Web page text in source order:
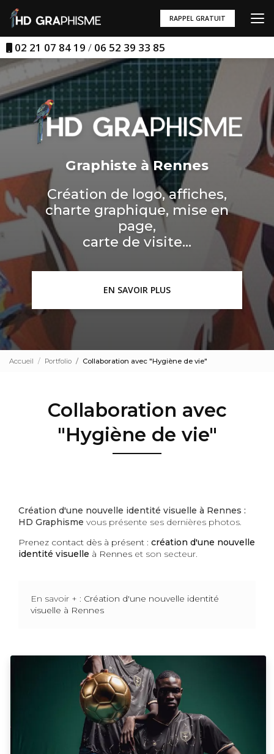
au
contenu
principal
02 21 07 84 19 / 06 52 39 33 85
RAPPEL GRATUIT
Graphiste à Rennes
Création de logo, affiches,
charte graphique, mise en
page,
carte de visite...
EN SAVOIR PLUS
Accueil Portfolio Collaboration avec "Hygiène de vie"
Collaboration avec
"Hygiène de vie"
Création d'une nouvelle identité visuelle à Rennes :
HD Graphisme vous présente ses dernières photos.
Prenez contact dès à présent : création d'une nouvelle
identité visuelle à Rennes et son secteur.
En savoir + : Création d'une nouvelle identité
visuelle à Rennes